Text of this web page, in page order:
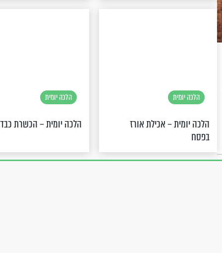
הלכה יומית
הלכה יומית – אכילת אורז
בפסח
הלכה יומית
הלכה יומית – הכשרת כבד